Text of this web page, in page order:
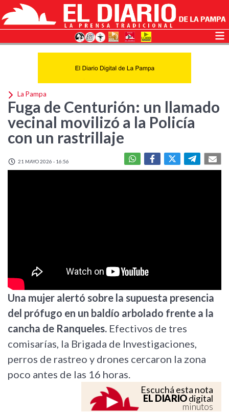
La Pampa
Fuga de Centurión: un llamado
vecinal movilizó a la Policía
con un rastrillaje
21 MAYO 2026 - 16:56
Una mujer alertó sobre la supuesta presencia
del prófugo en un baldío arbolado frente a la
cancha de Ranqueles. Efectivos de tres
comisarías, la Brigada de Investigaciones,
perros de rastreo y drones cercaron la zona
poco antes de las 16 horas.
Escuchá esta nota
EL DIARIOdigital
minutos